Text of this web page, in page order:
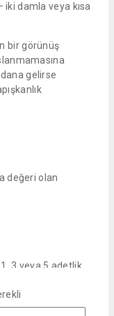
iki damla veya kısa
bir görünüş
gelirse
değeri olan
3 veya 5 adetlik